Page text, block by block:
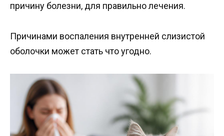
причину болезни, для правильно лечения.
Причинами воспаления внутренней слизистой
оболочки может стать что угодно.